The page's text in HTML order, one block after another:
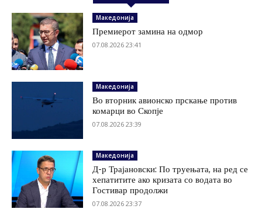
Македонија
Премиерот замина на одмор
07.08.2026 23:41
Македонија
Во вторник авионско прскање против
комарци во Скопје
07.08.2026 23:39
Македонија
Д-р Трајановски: По труењата, на ред се
хепатитите ако кризата со водата во
Гостивар продолжи
07.08.2026 23:37